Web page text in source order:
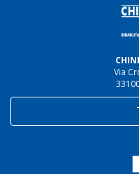
Via